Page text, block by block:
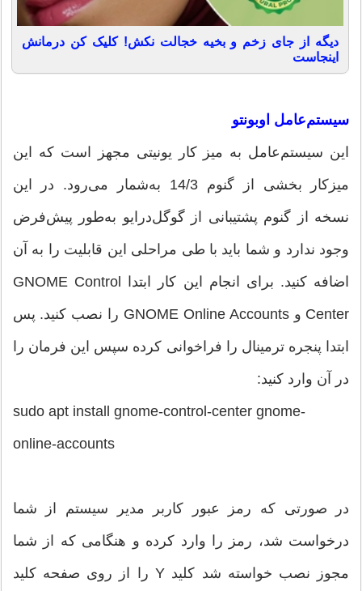
دیگه از جای زخم و بخیه خجالت نکش! کلیک کن درمانش
اینجاست
سیستم‌عامل اوبونتو
این سیستم‌عامل به میز کار یونیتی مجهز است که این
میزکار بخشی از گنوم 14/3 به‌شمار می‌رود. در این
نسخه از گنوم پشتیبانی از گوگل‌درایو به‌طور پیش‌فرض
وجود ندارد و شما ‌باید با طی مراحلی این قابلیت را به آن
اضافه کنید. برای انجام این کار ابتدا GNOME Control
Center و GNOME Online Accounts را نصب کنید. پس
ابتدا پنجره ترمینال را فراخوانی کرده سپس این فرمان را
در آن وارد کنید:
sudo apt install gnome-control-center gnome-
online-accounts
در صورتی که رمز عبور کاربر مدیر سیستم از شما
درخواست شد، رمز را وارد کرده و هنگامی که از شما
مجوز نصب خواسته شد کلید Y را از روی صفحه کلید